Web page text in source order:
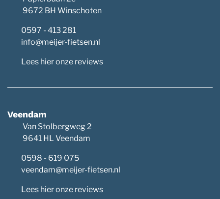
9672 BH Winschoten
0597 - 413 281
info@meijer-fietsen.nl
Lees hier onze reviews
Veendam
Van Stolbergweg 2
9641 HL Veendam
0598 - 619 075
veendam@meijer-fietsen.nl
Lees hier onze reviews